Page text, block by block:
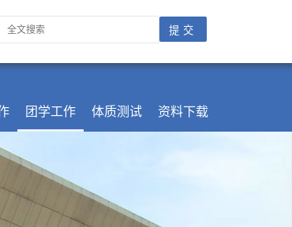
团学工作 体质测试 资料下载